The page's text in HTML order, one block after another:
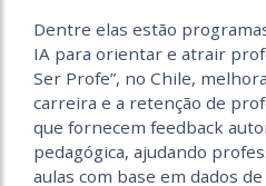
Dentre elas estão
IA para orientar e atrair
Ser Profe”, no Chile,
carreira e a retenção de
que fornecem feedback
pedagógica, ajudando
aulas com base em dados